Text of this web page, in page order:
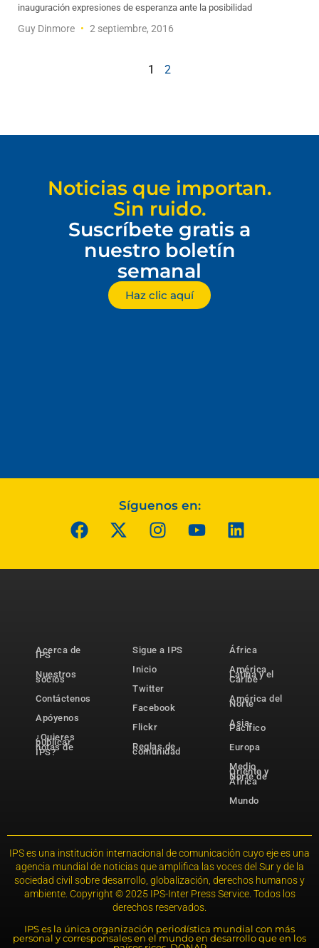
inauguración expresiones de esperanza ante la posibilidad
Guy Dinmore 2 septiembre, 2016
1 2
Noticias que importan.
Sin ruido.
Suscríbete gratis a
nuestro boletín
semanal
Haz clic aquí
Síguenos en:
Acerca de
IPS
Nuestros
socios
Contáctenos
Apóyenos
¿Quieres
publicar
notas de
IPS?
Sigue a IPS
Inicio
Twitter
Facebook
Flickr
Reglas de
comunidad
África
América
Latina y el
Caribe
América del
Norte
Asia-
Pacífico
Europa
Medio
Oriente y
Norte de
África
Mundo
IPS es una institución internacional de comunicación cuyo eje es una
agencia mundial de noticias que amplifica las voces del Sur y de la
sociedad civil sobre desarrollo, globalización, derechos humanos y
ambiente. Copyright © 2025 IPS-Inter Press Service. Todos los
derechos reservados.
IPS es la única organización periodística mundial con más
personal y corresponsales en el mundo en desarrollo que en los